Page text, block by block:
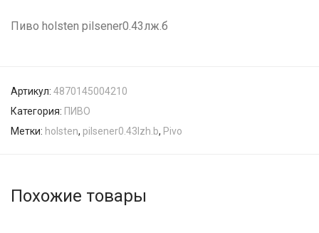
Пиво holsten pilsener0.43лж.б
Артикул: 4870145004210
Категория: ПИВО
Метки: holsten, pilsener0.43lzh.b, Pivo
Похожие товары